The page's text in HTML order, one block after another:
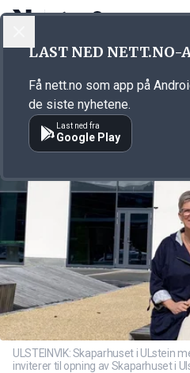
Annonsørinnhold
ULSTEINVIK: Skaparhuset i ULstein
inviterer til opning av Skaparhuset i
LAST NED NETT.NO-
Få nett.no som app på
de siste nyhetene.
Last ned fra
Google Play